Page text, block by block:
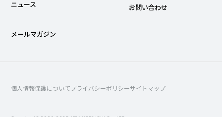
ニュース
メールマガジン
お問い合わせ
個人情報保護についてプライバシーポリシーサイトマップ